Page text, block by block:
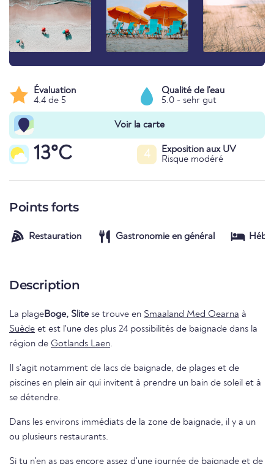
Évaluation
4.4 de 5
Qualité de l'eau
5.0 - sehr gut
Voir la carte
13°C 4
Exposition aux UV
Risque modéré
Points forts
Restauration Gastronomie en général
Description
La plageBoge, Slite se trouve en Smaaland Med Oearna à
Suède et est l'une des plus 24 possibilités de baignade dans la
région de Gotlands Laen.
Il s'agit notamment de lacs de baignade, de plages et de
piscines en plein air qui invitent à prendre un bain de soleil et à
se détendre.
Dans les environs immédiats de la zone de baignade, il y a un
ou plusieurs restaurants.
Si tu n'en as pas encore assez d'une journée de baignade et de